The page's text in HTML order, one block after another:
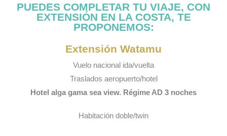
PUEDES COMPLETAR TU VIAJE, CON
EXTENSIÓN EN LA COSTA, TE
PROPONEMOS:
Extensión Watamu
Vuelo nacional ida/vuelta
Traslados aeropuerto/hotel
Hotel alga gama sea view. Régime AD 3 noches
Habitación doble/twin